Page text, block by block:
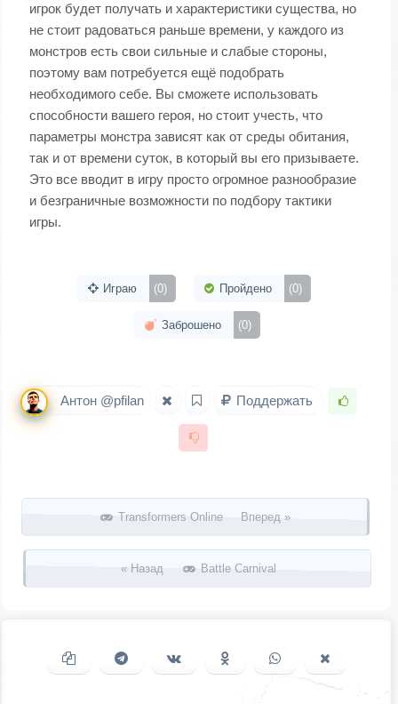
игрок будет получать и характеристики существа, но
не стоит радоваться раньше времени, у каждого из
монстров есть свои сильные и слабые стороны,
поэтому вам потребуется ещё подобрать
необходимого себе. Вы сможете использовать
способности вашего героя, но стоит учесть, что
параметры монстра зависят как от среды обитания,
так и от времени суток, в который вы его призываете.
Это все вводит в игру просто огромное разнообразие
и безграничные возможности по подбору тактики
игры.
Играю (0) Пройдено (0)
Заброшено (0)
Антон @pfilan Поддержать
Запись навигация
Transformers Online Вперед »
« Назад Battle Carnival
Копировать ссылкуПоделиться в Telegram
Поделиться ВКонтакте
Поделиться в
Одноклассниках
Поделиться в
WhatsAppв X